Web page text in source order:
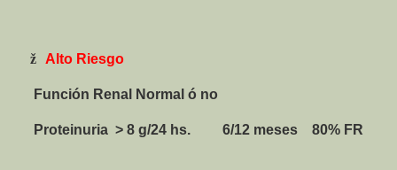
ž Alto Riesgo
Función Renal Normal ó no
Proteinuria > 8 g/24 hs. 6/12 meses 80% FR